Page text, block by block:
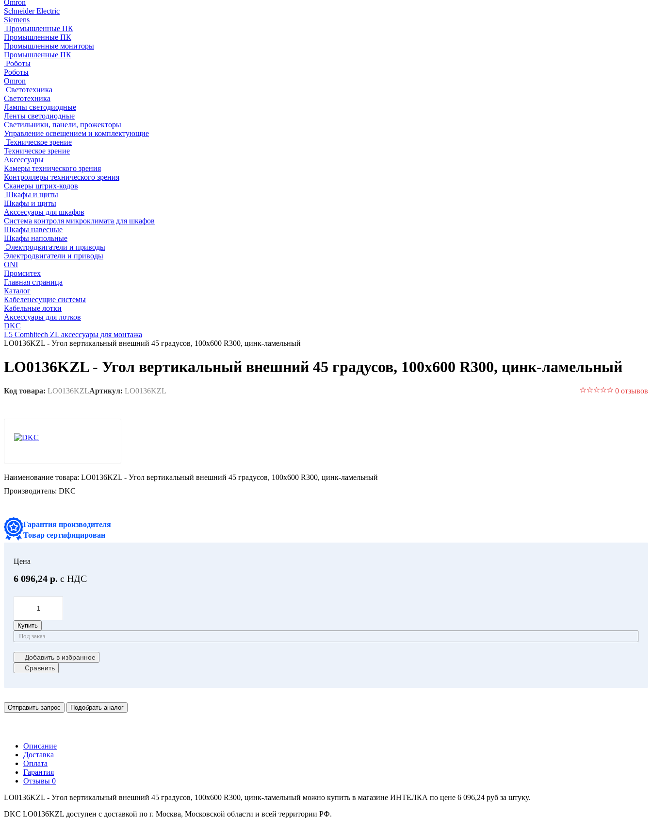
Omron
Schneider Electric
Siemens
Промышленные ПК
Промышленные ПК
Промышленные мониторы
Промышленные ПК
Роботы
Роботы
Omron
Светотехника
Светотехника
Лампы светодиодные
Ленты светодиодные
Светильники, панели, прожекторы
Управление освещением и комплектующие
Техническое зрение
Техническое зрение
Аксессуары
Камеры технического зрения
Контроллеры технического зрения
Сканеры штрих-кодов
Шкафы и щиты
Шкафы и щиты
Акссесуары для шкафов
Система контроля микроклимата для шкафов
Шкафы навесные
Шкафы напольные
Электродвигатели и приводы
Электродвигатели и приводы
ONI
Промситех
Главная страница
Каталог
Кабеленесущие системы
Кабельные лотки
Аксессуары для лотков
DKC
L5 Combitech ZL аксессуары для монтажа
LO0136KZL - Угол вертикальный внешний 45 градусов, 100х600 R300, цинк-ламельный
LO0136KZL - Угол вертикальный внешний 45 градусов, 100х600 R300, цинк-ламельный
Код товара: LO0136KZLАртикул: LO0136KZL 0 отзывов
Наименование товара: LO0136KZL - Угол вертикальный внешний 45 градусов, 100х600 R300, цинк-ламельный
Производитель: DKC
Гарантия производителя
Товар сертифицирован
Цена
6 096,24 р. с НДС
Купить
Под заказ
Добавить в избранное
Сравнить
Отправить запрос Подобрать аналог
Описание
Доставка
Оплата
Гарантия
Отзывы 0
LO0136KZL - Угол вертикальный внешний 45 градусов, 100х600 R300, цинк-ламельный можно купить в магазине ИНТЕЛКА по цене 6 096,24 руб за штуку.
DKC LO0136KZL доступен с доставкой по г. Москва, Московской области и всей территории РФ.